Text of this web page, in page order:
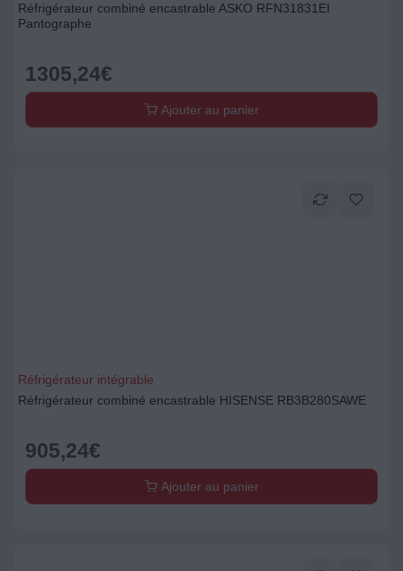
Réfrigérateur combiné encastrable ASKO RFN31831EI
Pantographe
1305,24€
Ajouter au panier
Réfrigérateur intégrable
Réfrigérateur combiné encastrable HISENSE RB3B280SAWE
905,24€
Ajouter au panier